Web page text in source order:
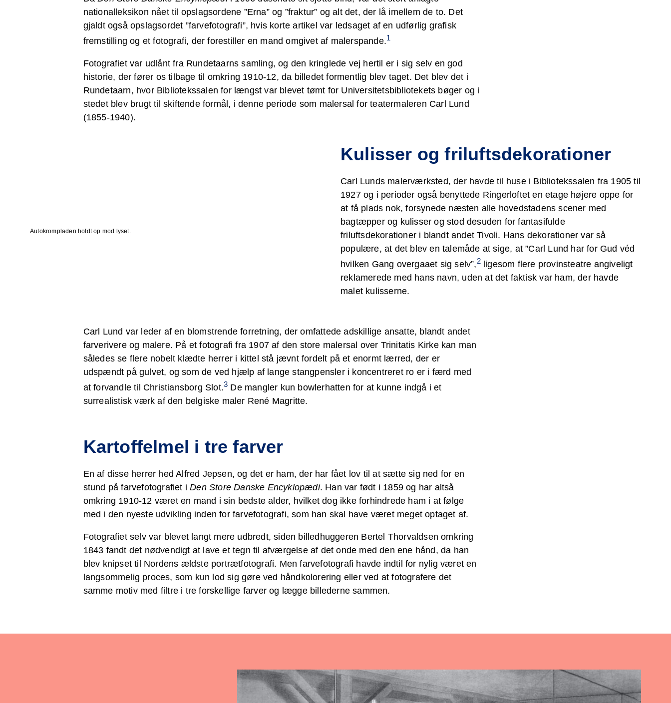
Åbent 362 dage om
året
Hvor meget og
hvordan?
for grupper
Rundetaarn i
børnehøjde
Udstillinger, koncerter
og meget mere
Kongens eget tårn
Rundetaarns
hovedfærdselsåre
Indgang til 800
kvadratmeter
Al den dejlige plads
Lad blikket vandre
over planeterne
Pressemeddelelser,
fotos og
filmoptagelser
Strategi og vision
Bestyrelsen og
personalet
nationalleksikon nået til opslagsordene ”Erna” og ”fraktur” og alt det, der lå imellem de to. Det
gjaldt også opslagsordet ”farvefotografi”, hvis korte artikel var ledsaget af en udførlig grafisk
fremstilling og et fotografi, der forestiller en mand omgivet af malerspande.1
Fotografiet var udlånt fra Rundetaarns samling, og den kringlede vej hertil er i sig selv en god
historie, der fører os tilbage til omkring 1910-12, da billedet formentlig blev taget. Det blev det i
Rundetaarn, hvor Bibliotekssalen for længst var blevet tømt for Universitetsbibliotekets bøger og i
stedet blev brugt til skiftende formål, i denne periode som malersal for teatermaleren Carl Lund
(1855-1940).
Autokrompladen holdt op mod lyset.
Kulisser og friluftsdekorationer
Carl Lunds malerværksted, der havde til huse i Bibliotekssalen fra 1905 til
1927 og i perioder også benyttede Ringerloftet en etage højere oppe for
at få plads nok, forsynede næsten alle hovedstadens scener med
bagtæpper og kulisser og stod desuden for fantasifulde
friluftsdekorationer i blandt andet Tivoli. Hans dekorationer var så
populære, at det blev en talemåde at sige, at ”Carl Lund har for Gud véd
hvilken Gang overgaaet sig selv”,2ligesom flere provinsteatre angiveligt
reklamerede med hans navn, uden at det faktisk var ham, der havde
malet kulisserne.
Carl Lund var leder af en blomstrende forretning, der omfattede adskillige ansatte, blandt andet
farverivere og malere. På et fotografi fra 1907 af den store malersal over Trinitatis Kirke kan man
således se flere nobelt klædte herrer i kittel stå jævnt fordelt på et enormt lærred, der er
udspændt på gulvet, og som de ved hjælp af lange stangpensler i koncentreret ro er i færd med
at forvandle til Christiansborg Slot.3 De mangler kun bowlerhatten for at kunne indgå i et
surrealistisk værk af den belgiske maler René Magritte.
Kartoffelmel i tre farver
En af disse herrer hed Alfred Jepsen, og det er ham, der har fået lov til at sætte sig ned for en
stund på farvefotografiet iDen Store Danske Encyklopædi. Han var født i 1859 og har altså
omkring 1910-12 været en mand i sin bedste alder, hvilket dog ikke forhindrede ham i at følge
med i den nyeste udvikling inden for farvefotografi, som han skal have været meget optaget af.
Fotografiet selv var blevet langt mere udbredt, siden billedhuggeren Bertel Thorvaldsen omkring
1843 fandt det nødvendigt at lave et tegn til afværgelse af det onde med den ene hånd, da han
blev knipset til Nordens ældste portrætfotografi. Men farvefotografi havde indtil for nylig været en
langsommelig proces, som kun lod sig gøre ved håndkolorering eller ved at fotografere det
samme motiv med filtre i tre forskellige farver og lægge billederne sammen.